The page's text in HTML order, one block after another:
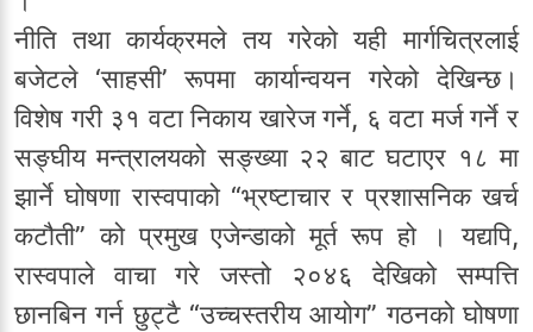
नीति तथा कार्यक्रमले तय गरेको यही मार्गचित्रलाई
बजेटले ‘साहसी’ रूपमा कार्यान्वयन गरेको देखिन्छ।
विशेष गरी ३१ वटा निकाय खारेज गर्ने, ६ वटा मर्ज गर्ने र
सङ्घीय मन्त्रालयको सङ्ख्या २२ बाट घटाएर १८ मा
झार्ने घोषणा रास्वपाको “भ्रष्टाचार र प्रशासनिक खर्च
कटौती” को प्रमुख एजेन्डाको मूर्त रूप हो । यद्यपि,
रास्वपाले वाचा गरे जस्तो २०४६ देखिको सम्पत्ति
छानबिन गर्न छुट्टै “उच्चस्तरीय आयोग” गठनको घोषणा